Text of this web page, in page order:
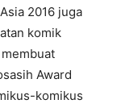
2016 juga
komik
Award
komikus